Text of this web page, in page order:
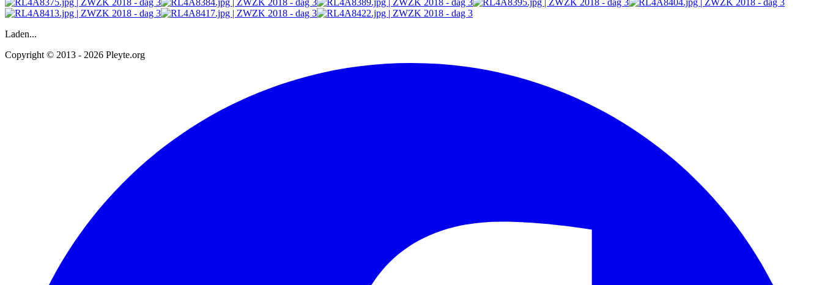
Laden...
Copyright © 2013 - 2026 Pleyte.org